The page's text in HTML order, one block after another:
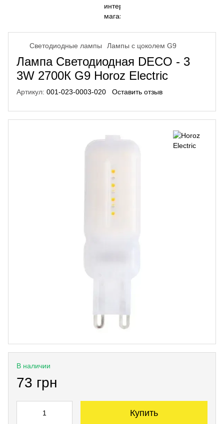
Светодиодные лампы Лампы с цоколем G9
Лампа Светодиодная DECO - 3
3W 2700К G9 Horoz Electric
Артикул: 001-023-0003-020 Оставить отзыв
В наличии
73 грн
Купить